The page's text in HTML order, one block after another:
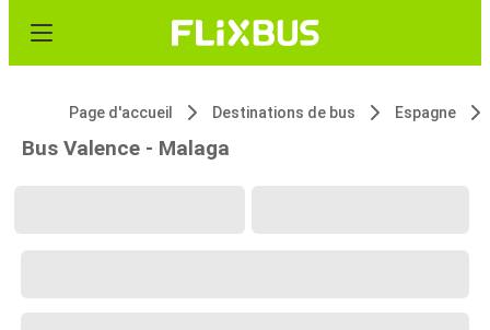
Page d'accueil Destinations de bus Espagne
Bus Valence - Malaga